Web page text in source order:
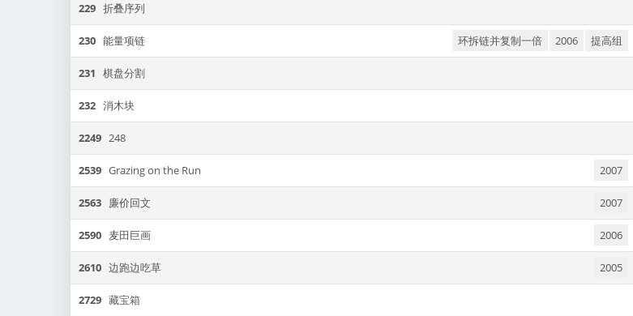
229 折叠序列
230 能量项链 环拆链并复制一倍 2006 提高组
231 棋盘分割
232 消木块
2249 248
2539 Grazing on the Run 2007
2563 廉价回文 2007
2590 麦田巨画 2006
2610 边跑边吃草 2005
2729 藏宝箱